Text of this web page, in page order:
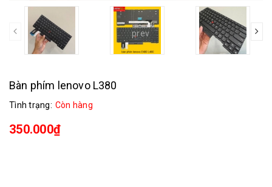
prev
Bàn phím lenovo L380
Tình trạng: Còn hàng
350.000₫